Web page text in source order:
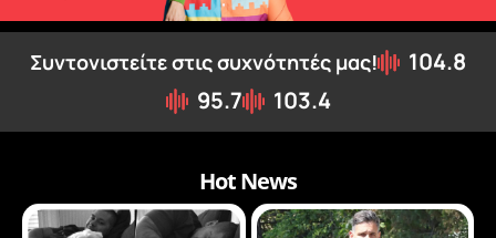
Συντονιστείτε στις συχνότητές µας!
104.8
95.7
103.4
Hot News